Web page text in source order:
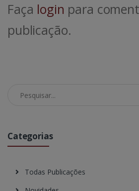
Faça login para
publicação.
Pesquisar no Blog
Categorias
Todas Publicações